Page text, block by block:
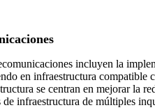
incluyen la
en infraestructura
se centran en mejorar la
infraestructura de múltiples